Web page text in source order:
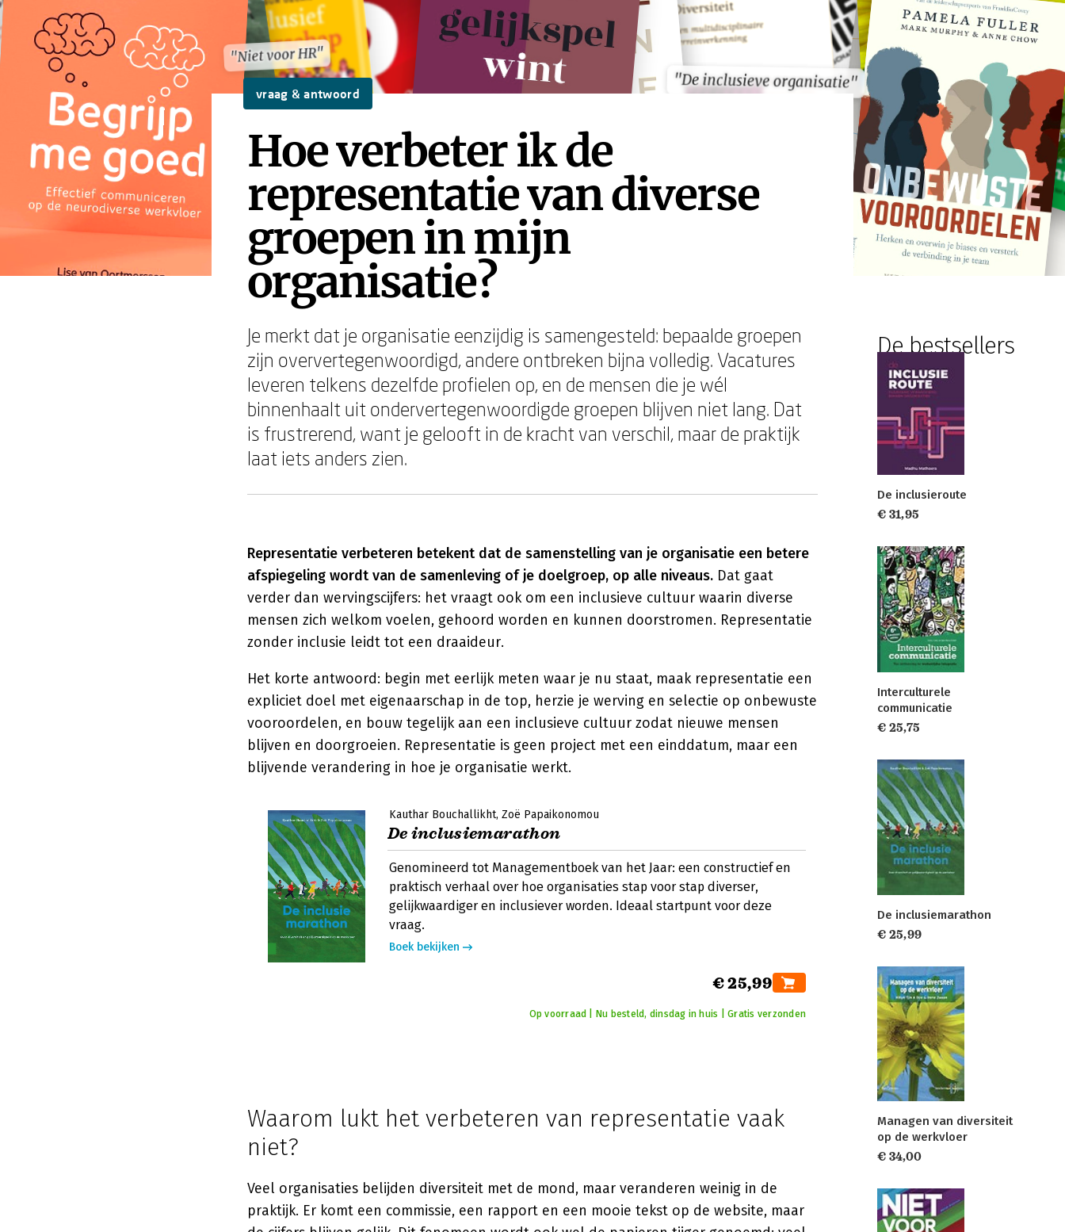
"Niet voor HR"
"De inclusieve organisatie"
"Niet voor HR"
"De inclusieve organisatie"
vraag & antwoord
Hoe verbeter ik de
representatie van diverse
groepen in mijn
organisatie?
Je merkt dat je organisatie eenzijdig is samengesteld: bepaalde groepen
zijn oververtegenwoordigd, andere ontbreken bijna volledig. Vacatures
leveren telkens dezelfde profielen op, en de mensen die je wél
binnenhaalt uit ondervertegenwoordigde groepen blijven niet lang. Dat
is frustrerend, want je gelooft in de kracht van verschil, maar de praktijk
laat iets anders zien.
Representatie verbeteren betekent dat de samenstelling van je organisatie een betere
afspiegeling wordt van de samenleving of je doelgroep, op alle niveaus. Dat gaat
verder dan wervingscijfers: het vraagt ook om een inclusieve cultuur waarin diverse
mensen zich welkom voelen, gehoord worden en kunnen doorstromen. Representatie
zonder inclusie leidt tot een draaideur.
Het korte antwoord: begin met eerlijk meten waar je nu staat, maak representatie een
expliciet doel met eigenaarschap in de top, herzie je werving en selectie op onbewuste
vooroordelen, en bouw tegelijk aan een inclusieve cultuur zodat nieuwe mensen
blijven en doorgroeien. Representatie is geen project met een einddatum, maar een
blijvende verandering in hoe je organisatie werkt.
Kauthar Bouchallikht Zoë Papaikonomou
De inclusiemarathon
Genomineerd tot Managementboek van het Jaar: een constructief en
praktisch verhaal over hoe organisaties stap voor stap diverser,
gelijkwaardiger en inclusiever worden. Ideaal startpunt voor deze
vraag.
Boek bekijken
€ 25,99
Op voorraad | Nu besteld, dinsdag in huis | Gratis verzonden
Waarom lukt het verbeteren van representatie vaak
niet?
Veel organisaties belijden diversiteit met de mond, maar veranderen weinig in de
praktijk. Er komt een commissie, een rapport en een mooie tekst op de website, maar
De bestsellers
De inclusieroute
€ 31,95
Interculturele
communicatie
€ 25,75
De inclusiemarathon
€ 25,99
Managen van diversiteit
op de werkvloer
€ 34,00